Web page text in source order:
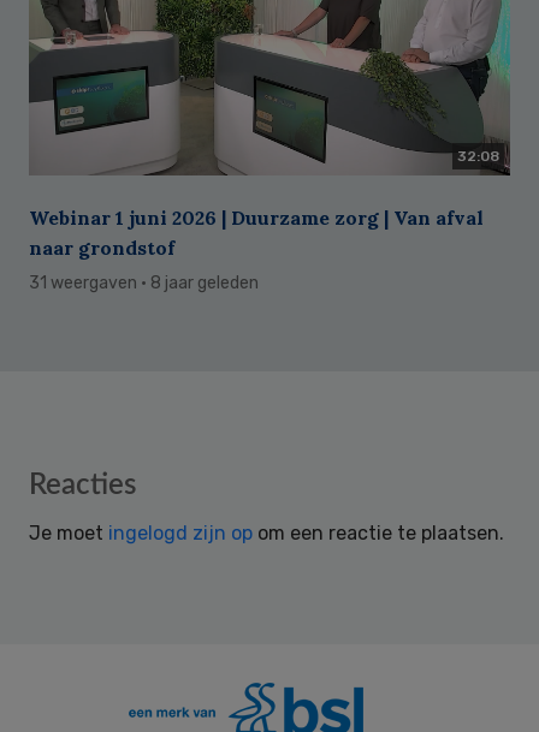
32:08
Webinar 1 juni 2026 | Duurzame zorg | Van afval
naar grondstof
31 weergaven · 8 jaar geleden
Reader
Reacties
Je moet ingelogd zijn op om een reactie te plaatsen.